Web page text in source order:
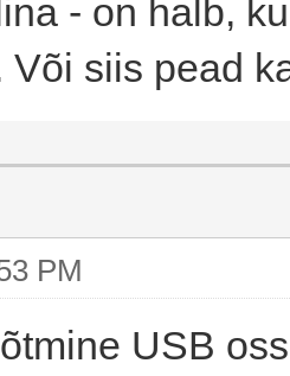
- on halb,
Või siis pead
PM
USB